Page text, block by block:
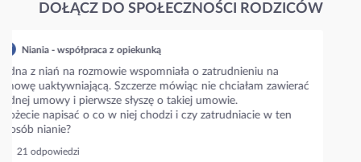
DOŁĄCZ DO SPOŁECZNOŚCI RODZICÓW
Niania - współpraca z opiekunką
Napiszcie prosze jakie są aktualne stawki w waszym mieście???
Niania zaproponowała 35 zł/h i zastanawiam się czy to
standardowa stawka??
Ile wy płacicie?